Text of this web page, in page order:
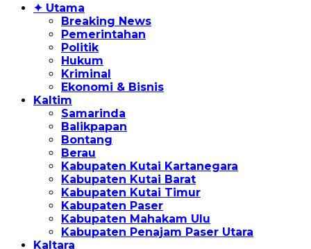
✦ Utama
Breaking News
Pemerintahan
Politik
Hukum
Kriminal
Ekonomi & Bisnis
Kaltim
Samarinda
Balikpapan
Bontang
Berau
Kabupaten Kutai Kartanegara
Kabupaten Kutai Barat
Kabupaten Kutai Timur
Kabupaten Paser
Kabupaten Mahakam Ulu
Kabupaten Penajam Paser Utara
Kaltara